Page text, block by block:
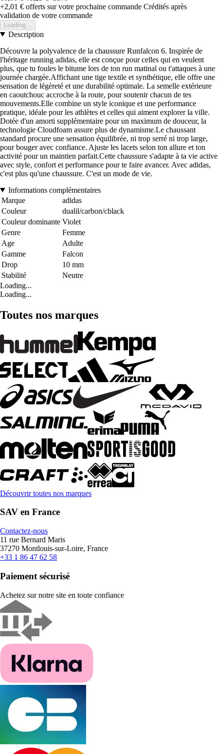
+2,01 € offerts sur votre prochaine commande Crédités après
validation de votre commande
Loading...
Description
Découvre la polyvalence de la chaussure Runfalcon 6. Inspirée de
l'héritage running adidas, elle est conçue pour celles qui en veulent
plus, que tu foules le bitume lors de ton run matinal ou t'attaques à une
journée chargée.Affichant une tige textile et synthétique, elle offre une
sensation de légèreté et une durabilité optimale. La semelle extérieure
en caoutchouc accroche à la route, pour soutenir chacun de tes
mouvements.Elle combine un style iconique et une performance
pratique, idéale pour les athlètes et celles qui aiment explorer la ville.
Dotée d'un amorti supplémentaire pour un maximum de douceur, la
technologie Cloudfoam assure plus de dynamisme.Le chaussant
standard procure une sensation équilibrée, ni trop serré ni trop large,
pour bouger avec confiance. Ajuste les lacets selon ton allure et ton
activité pour un maintien parfait.Cette chaussure s'adapte à ta vie active
avec style, confort et performance pour te faire avancer. Avec adidas,
c'est plus qu'une chaussure. C'est un mode de vie.
Informations complémentaires
Marque
adidas
Couleur
dualil/carbon/cblack
Couleur dominante Violet
Genre
Femme
Age
Adulte
Gamme
Falcon
Drop
10 mm
Stabilité
Neutre
Loading...
Loading...
Toutes nos marques
Découvrir toutes nos marques
SAV en France
Contactez-nous
11 rue Bernard Maris
37270 Montlouis-sur-Loire, France
+33 1 86 47 62 58
Paiement sécurisé
Achetez sur notre site en toute confiance